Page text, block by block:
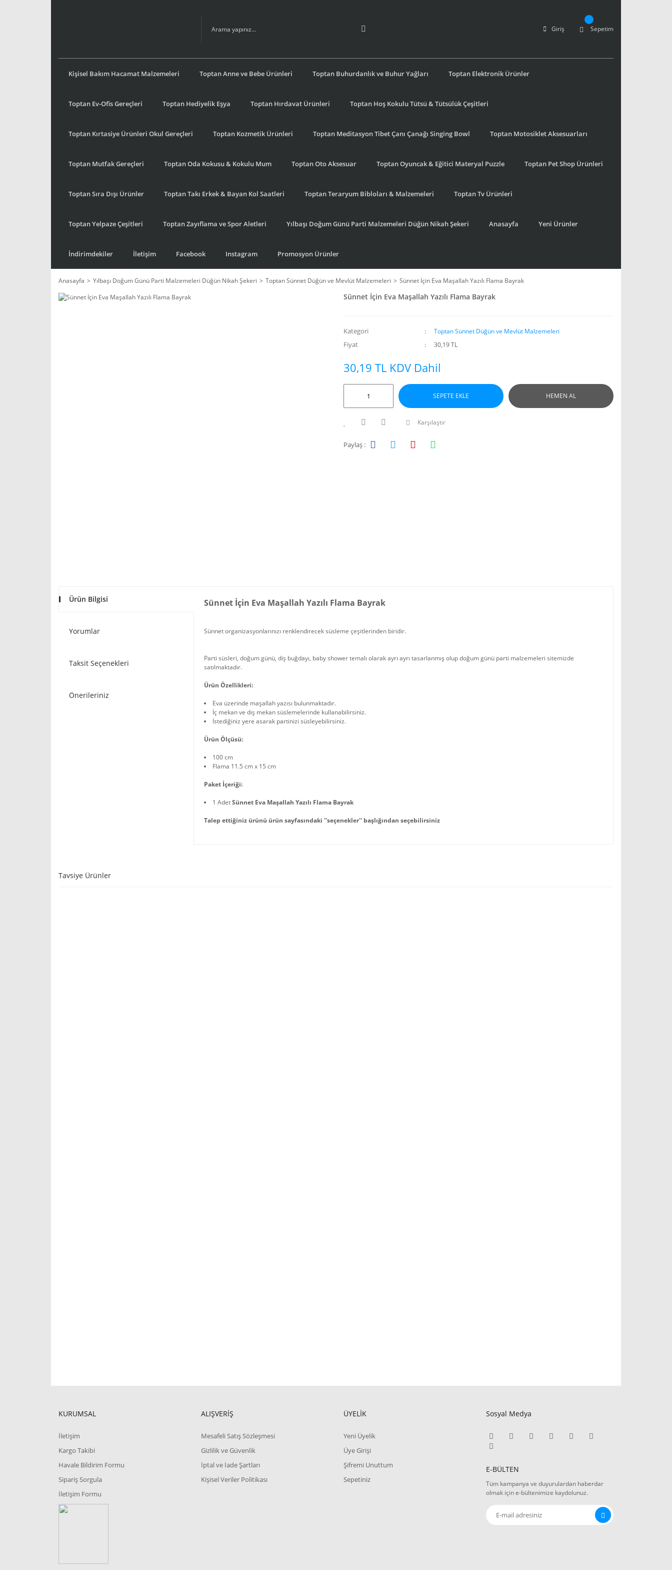
Giriş Sepetim
Kişisel Bakım Hacamat Malzemeleri Toptan Anne ve Bebe Ürünleri Toptan Buhurdanlık ve Buhur Yağları Toptan Elektronik Ürünler
Toptan Ev-Ofis Gereçleri Toptan Hediyelik Eşya Toptan Hırdavat Ürünleri Toptan Hoş Kokulu Tütsü & Tütsülük Çeşitleri
Toptan Kırtasiye Ürünleri Okul Gereçleri Toptan Kozmetik Ürünleri Toptan Meditasyon Tibet Çanı Çanağı Singing Bowl Toptan Motosiklet Aksesuarları
Toptan Mutfak Gereçleri Toptan Oda Kokusu & Kokulu Mum Toptan Oto Aksesuar Toptan Oyuncak & Eğitici Materyal Puzzle Toptan Pet Shop Ürünleri
Toptan Sıra Dışı Ürünler Toptan Takı Erkek & Bayan Kol Saatleri Toptan Teraryum Bibloları & Malzemeleri Toptan Tv Ürünleri
Toptan Yelpaze Çeşitleri Toptan Zayıflama ve Spor Aletleri Yılbaşı Doğum Günü Parti Malzemeleri Düğün Nikah Şekeri Anasayfa Yeni Ürünler
İndirimdekiler İletişim Facebook Instagram Promosyon Ürünler
Anasayfa Yılbaşı Doğum Günü Parti Malzemeleri Düğün Nikah Şekeri Toptan Sünnet Düğün ve Mevlüt Malzemeleri Sünnet İçin Eva Maşallah Yazılı Flama Bayrak
Sünnet İçin Eva Maşallah Yazılı Flama Bayrak
Kategori Toptan Sünnet Düğün ve Mevlüt Malzemeleri
Fiyat 30,19 TL
30,19 TL KDV Dahil
SEPETE EKLE HEMEN AL
Karşılaştır
Paylaş :
Ürün Bilgisi
Yorumlar
Taksit Seçenekleri
Önerileriniz
Sünnet İçin Eva Maşallah Yazılı Flama Bayrak
Sünnet organizasyonlarınızı renklendirecek süsleme çeşitlerinden biridir.
Parti süsleri, doğum günü, diş buğdayı, baby shower temalı olarak ayrı ayrı tasarlanmış olup doğum günü parti malzemeleri sitemizde
satılmaktadır.
Ürün Özellikleri:
Eva üzerinde maşallah yazısı bulunmaktadır.
İç mekan ve dış mekan süslemelerinde kullanabilirsiniz.
İstediğiniz yere asarak partinizi süsleyebilirsiniz.
Ürün Ölçüsü:
100 cm
Flama 11.5 cm x 15 cm
Paket İçeriği:
1 AdetSünnet Eva Maşallah Yazılı Flama Bayrak
Talep ettiğiniz ürünü ürün sayfasındaki ''seçenekler'' başlığından seçebilirsiniz
Tavsiye Ürünler
KURUMSAL
İletişim
Kargo Takibi
Havale Bildirim Formu
Sipariş Sorgula
İletişim Formu
ALIŞVERİŞ
Mesafeli Satış Sözleşmesi
Gizlilik ve Güvenlik
İptal ve İade Şartları
Kişisel Veriler Politikası
ÜYELİK
Yeni Üyelik
Üye Girişi
Şifremi Unuttum
Sepetiniz
Sosyal Medya
E-BÜLTEN
Tüm kampanya ve duyurulardan haberdar
olmak için e-bültenimize kaydolunuz.